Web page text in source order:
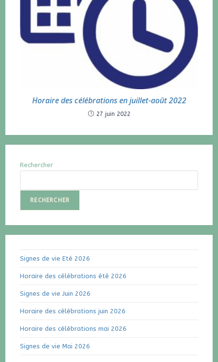
Horaire des célébrations en juillet-août 2022
27 juin 2022
Rechercher
RECHERCHER
Signes de vie Eté 2026
Horaire des célébrations été 2026
Signes de vie Juin 2026
Horaire des célébrations juin 2026
Horaire des célébrations mai 2026
Signes de vie Mai 2026